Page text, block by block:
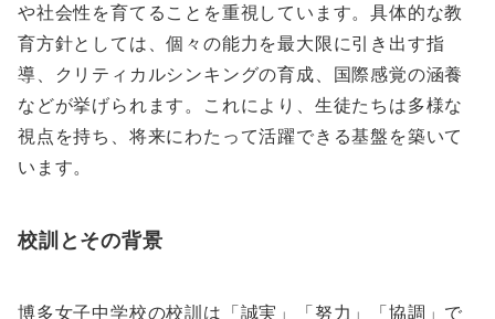
や社会性を育てることを重視しています。具体的な教
育方針としては、個々の能力を最大限に引き出す指
導、クリティカルシンキングの育成、国際感覚の涵養
などが挙げられます。これにより、生徒たちは多様な
視点を持ち、将来にわたって活躍できる基盤を築いて
います。
校訓とその背景
博多女子中学校の校訓は「誠実」「努力」「協調」で